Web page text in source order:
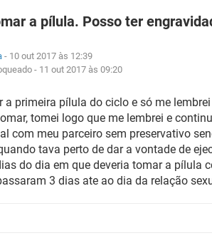
a pílula. Posso ter
- 10 out 2017 às 12:39
- 11 out 2017 às 09:20
a primeira pílula do ciclo e só me
tomei logo que me lembrei e
com meu parceiro sem preservativo
tava perto de dar a vontade de
do dia em que deveria tomar a pílula
3 dias ate ao dia da relação